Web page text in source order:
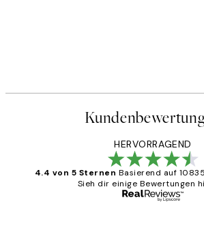
HERVORRAGEND
4.4 von 5 Sternen Basierend auf
Sieh dir einige Bewertungen